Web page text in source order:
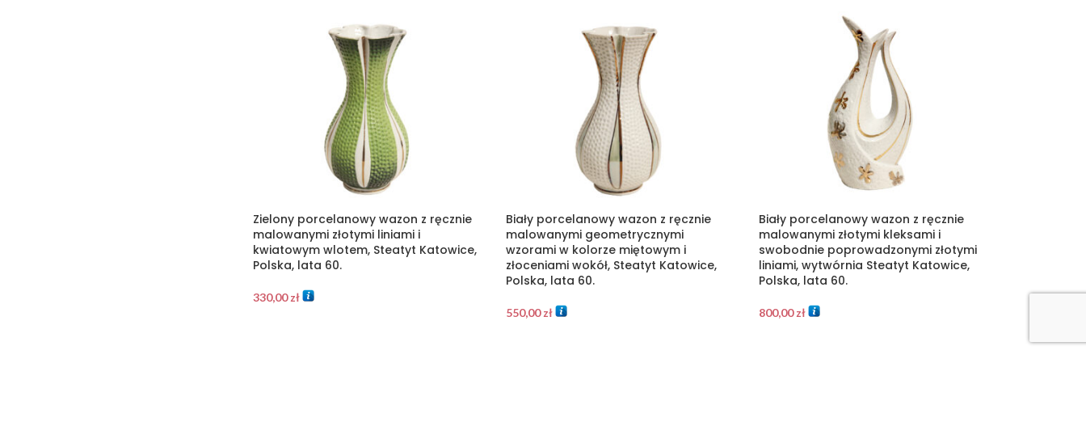
Zielony porcelanowy wazon z ręcznie
malowanymi złotymi liniami i
kwiatowym wlotem, Steatyt Katowice,
Polska, lata 60.
330,00zł
Biały porcelanowy wazon z ręcznie
malowanymi geometrycznymi
wzorami w kolorze miętowym i
złoceniami wokół, Steatyt Katowice,
Polska, lata 60.
550,00zł
Biały porcelanowy wazon z ręcznie
malowanymi złotymi kleksami i
swobodnie poprowadzonymi złotymi
liniami, wytwórnia Steatyt Katowice,
Polska, lata 60.
800,00zł